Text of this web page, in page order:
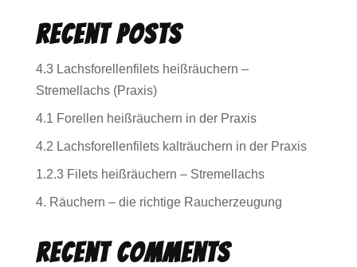
Recent Posts
4.3 Lachsforellenfilets heißräuchern –
Stremellachs (Praxis)
4.1 Forellen heißräuchern in der Praxis
4.2 Lachsforellenfilets kalträuchern in der Praxis
1.2.3 Filets heißräuchern – Stremellachs
4. Räuchern – die richtige Raucherzeugung
Recent Comments